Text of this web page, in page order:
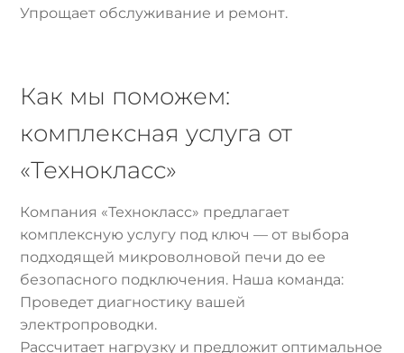
Упрощает обслуживание и ремонт.
Как мы поможем:
комплексная услуга от
«Технокласс»
Компания «Технокласс» предлагает
комплексную услугу под ключ — от выбора
подходящей микроволновой печи до ее
безопасного подключения. Наша команда:
Проведет диагностику вашей
электропроводки.
Рассчитает нагрузку и предложит оптимальное